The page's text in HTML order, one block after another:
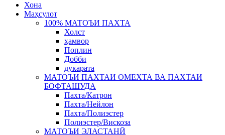
Хона
Маҳсулот
100% МАТОЪИ ПАХТА
Холст
ҳамвор
Поплин
Добби
дукарата
МАТОЪИ ПАХТАИ ОМЕХТА ВА ПАХТАИ
БОФТАШУДА
Пахта/Катрон
Пахта/Нейлон
Пахта/Полиэстер
Полиэстер/Вискоза
МАТОЪИ ЭЛАСТАНӢ